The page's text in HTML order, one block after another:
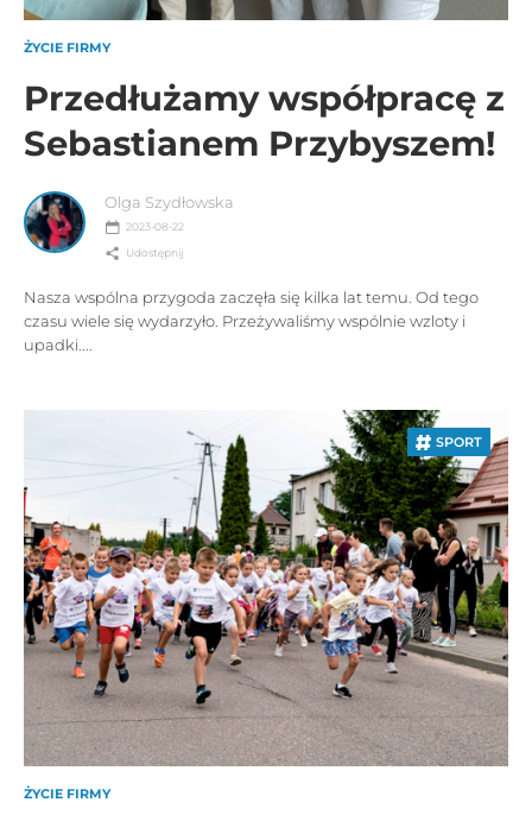
ŻYCIE FIRMY
Przedłużamy współpracę z
Sebastianem Przybyszem!
Olga Szydłowska
2023-08-22
Udostępnij
Nasza wspólna przygoda zaczęła się kilka lat temu. Od tego
czasu wiele się wydarzyło. Przeżywaliśmy wspólnie wzloty i
upadki....
SPORT
ŻYCIE FIRMY